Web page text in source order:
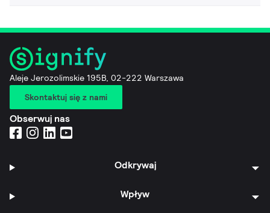
Aleje Jerozolimskie 195B, 02-222 Warszawa
Skontaktuj się z nami
Obserwuj nas
Odkrywaj
Wpływ